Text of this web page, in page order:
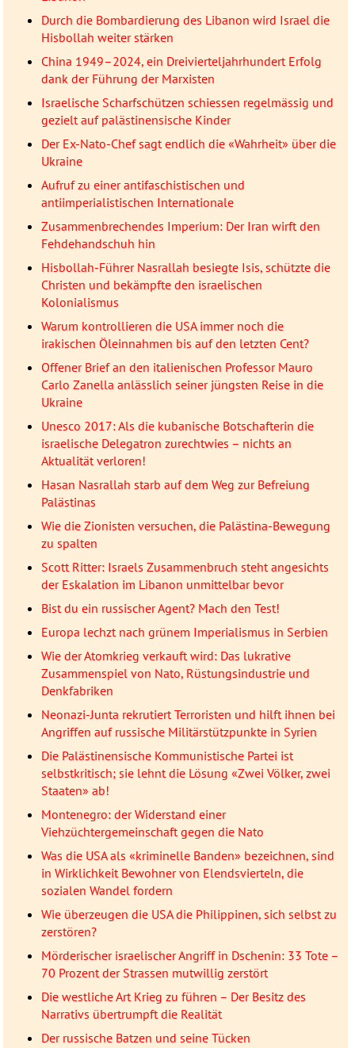
Durch die Bombardierung des Libanon wird Israel die
Hisbollah weiter stärken
China 1949–2024, ein Dreivierteljahrhundert Erfolg
dank der Führung der Marxisten
Israelische Scharfschützen schiessen regelmässig und
gezielt auf palästinensische Kinder
Der Ex-Nato-Chef sagt endlich die «Wahrheit» über die
Ukraine
Aufruf zu einer antifaschistischen und
antiimperialistischen Internationale
Zusammenbrechendes Imperium: Der Iran wirft den
Fehdehandschuh hin
Hisbollah-Führer Nasrallah besiegte Isis, schützte die
Christen und bekämpfte den israelischen
Kolonialismus
Warum kontrollieren die USA immer noch die
irakischen Öleinnahmen bis auf den letzten Cent?
Offener Brief an den italienischen Professor Mauro
Carlo Zanella anlässlich seiner jüngsten Reise in die
Ukraine
Unesco 2017: Als die kubanische Botschafterin die
israelische Delegatron zurechtwies – nichts an
Aktualität verloren!
Hasan Nasrallah starb auf dem Weg zur Befreiung
Palästinas
Wie die Zionisten versuchen, die Palästina-Bewegung
zu spalten
Scott Ritter: Israels Zusammenbruch steht angesichts
der Eskalation im Libanon unmittelbar bevor
Bist du ein russischer Agent? Mach den Test!
Europa lechzt nach grünem Imperialismus in Serbien
Wie der Atomkrieg verkauft wird: Das lukrative
Zusammenspiel von Nato, Rüstungsindustrie und
Denkfabriken
Neonazi-Junta rekrutiert Terroristen und hilft ihnen bei
Angriffen auf russische Militärstützpunkte in Syrien
Die Palästinensische Kommunistische Partei ist
selbstkritisch; sie lehnt die Lösung «Zwei Völker, zwei
Staaten» ab!
Montenegro: der Widerstand einer
Viehzüchtergemeinschaft gegen die Nato
Was die USA als «kriminelle Banden» bezeichnen, sind
in Wirklichkeit Bewohner von Elendsvierteln, die
sozialen Wandel fordern
Wie überzeugen die USA die Philippinen, sich selbst zu
zerstören?
Mörderischer israelischer Angriff in Dschenin: 33 Tote –
70 Prozent der Strassen mutwillig zerstört
Die westliche Art Krieg zu führen – Der Besitz des
Narrativs übertrumpft die Realität
Der russische Batzen und seine Tücken